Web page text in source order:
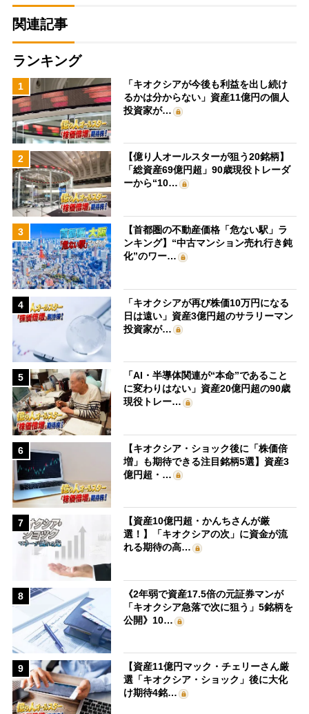
関連記事
ランキング
1
「キオクシアが今後も利益を出し続け
るかは分からない」資産11億円の個人
投資家が…
2
【億り人オールスターが狙う20銘柄】
「総資産69億円超」90歳現役トレーダ
ーから“10…
3
【首都圏の不動産価格「危ない駅」ラ
ンキング】“中古マンション売れ行き鈍
化”のワー…
4
「キオクシアが再び株価10万円になる
日は遠い」資産3億円超のサラリーマン
投資家が…
5
「AI・半導体関連が“本命”であること
に変わりはない」資産20億円超の90歳
現役トレー…
6
【キオクシア・ショック後に「株価倍
増」も期待できる注目銘柄5選】資産3
億円超・…
7
【資産10億円超・かんちさんが厳
選！】「キオクシアの次」に資金が流
れる期待の高…
8
《2年弱で資産17.5倍の元証券マンが
「キオクシア急落で次に狙う」5銘柄を
公開》10…
9
【資産11億円マック・チェリーさん厳
選「キオクシア・ショック」後に大化
け期待4銘…